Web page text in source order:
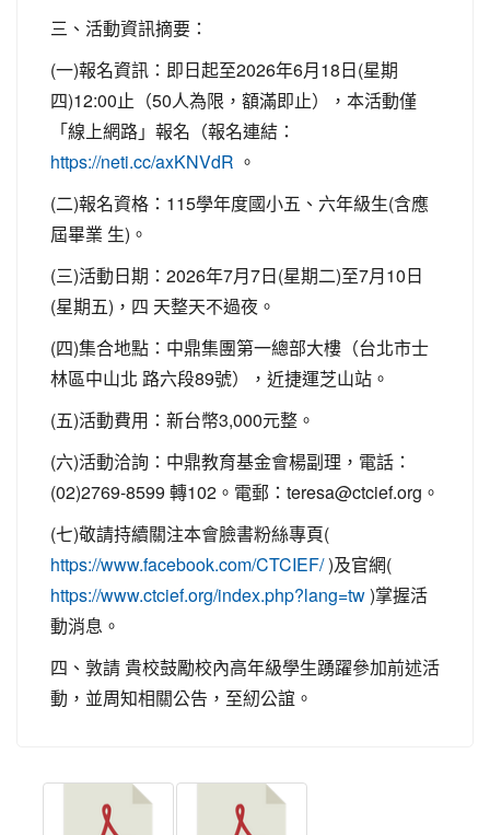
三、活動資訊摘要：
(一)報名資訊：即日起至2026年6月18日(星期
四)12:00止（50人為限，額滿即止），本活動僅
「線上網路」報名（報名連結：
https://neti.cc/axKNVdR
。
(二)報名資格：115學年度國小五、六年級生(含應
屆畢業 生)。
(三)活動日期：2026年7月7日(星期二)至7月10日
(星期五)，四 天整天不過夜。
(四)集合地點：中鼎集團第一總部大樓（台北市士
林區中山北 路六段89號），近捷運芝山站。
(五)活動費用：新台幣3,000元整。
(六)活動洽詢：中鼎教育基金會楊副理，電話：
(02)2769-8599 轉102。電郵：teresa@ctcief.org。
(七)敬請持續關注本會臉書粉絲專頁(
https://www.facebook.com/CTCIEF/)及官網(
https://www.ctcief.org/index.php?lang=tw )掌握活
動消息。
四、敦請 貴校鼓勵校內高年級學生踴躍參加前述活
動，並周知相關公告，至紉公誼。